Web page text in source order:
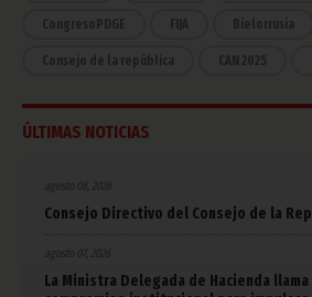
CongresoPDGE FIJA Bielorrusia
Consejo de la república CAN 2025
ÚLTIMAS NOTICIAS
agosto 08, 2026
Consejo Directivo del Consejo de la
agosto 07, 2026
La Ministra Delegada de Hacienda